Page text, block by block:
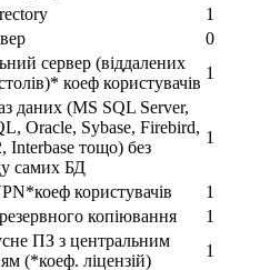
1
0
сервер (віддалених
коеф користувачів
1
даних (MS SQL Server,
Oracle, Sybase, Firebird,
Interbase тощо) без
самих БД
1
користувачів
1
копіювання
1
ПЗ з центральним
(*коеф. ліцензій)
1